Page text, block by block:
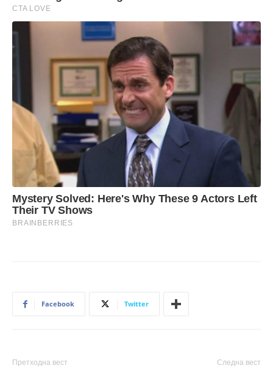
Facebook Twitter
Претходна вест Следна вест